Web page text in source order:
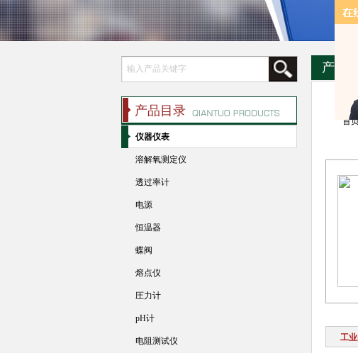
产品
首
工
产品目录
仪器仪表
溶解氧测定仪
透过率计
电源
恒温器
蝶阀
熔点仪
圧力计
pH计
电阻测试仪